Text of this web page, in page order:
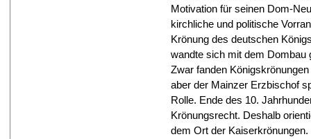
Motivation für seinen Dom-
kirchliche und politische
Krönung des deutschen
wandte sich mit dem Dombau
Zwar fanden
aber der Mainzer Erzbischof
Rolle. Ende des 10.
Krönungsrecht. Deshalb
dem Ort der